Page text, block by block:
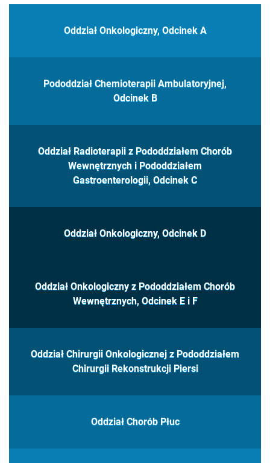
Oddział Onkologiczny, Odcinek A
Pododdział Chemioterapii Ambulatoryjnej,
Odcinek B
Oddział Radioterapii z Pododdziałem Chorób
Wewnętrznych i Pododdziałem
Gastroenterologii, Odcinek C
Oddział Onkologiczny, Odcinek D
Oddział Onkologiczny z Pododdziałem Chorób
Wewnętrznych, Odcinek E i F
Oddział Chirurgii Onkologicznej z Pododdziałem
Chirurgii Rekonstrukcji Piersi
Oddział Chorób Płuc